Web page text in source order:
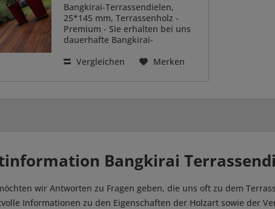
Bangkirai-Terrassendielen,
25*145 mm, Terrassenholz -
Premium - Sie erhalten bei uns
dauerhafte Bangkirai-
Sortierungen. Die Standardware
Vergleichen Merken
Bangkirai
wir Antworten zu Fragen geben, die uns oft zu dem
Informationen zu den Eigenschaften der Holzart sowie der